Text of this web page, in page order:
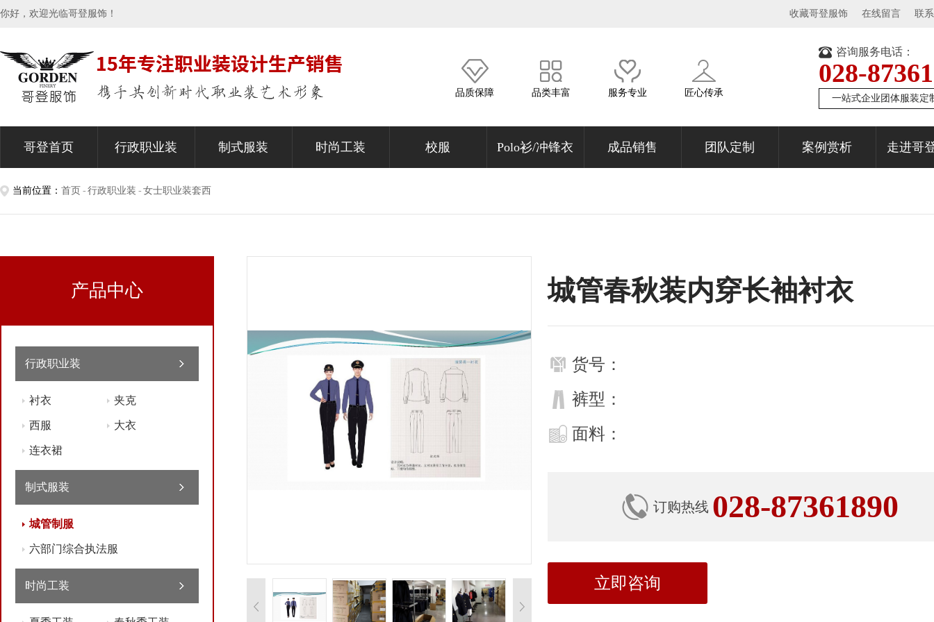
你好，欢迎光临哥登服饰！ 收藏哥登服饰 在线留言 联
品质保障 品类丰富 服务专业 匠心传承
咨询服务电话：
028-
一站式企业团体服装定
哥登首页 行政职业装 制式服装 时尚工装 校服 Polo衫/冲锋衣 成品销售 团队定制 案例赏析 走进哥
当前位置： 首页 行政职业装 女士职业装套西
产品中心
行政职业装
衬衣 夹克
西服 大衣
连衣裙
制式服装
城管制服
六部门综合执法服
时尚工装
城管春秋装内穿长袖衬衣
货号：
裤型：
面料：
订购热线 028-87361890
立即咨询